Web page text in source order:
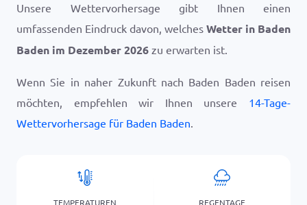
Unsere Wettervorhersage gibt Ihnen einen
umfassenden Eindruck davon, welches Wetter in Baden
Baden im Dezember 2026 zu erwarten ist.
Wenn Sie in naher Zukunft nach Baden Baden reisen
möchten, empfehlen wir Ihnen unsere 14-Tage-
Wettervorhersage für Baden Baden.
TEMPERATUREN REGENTAGE